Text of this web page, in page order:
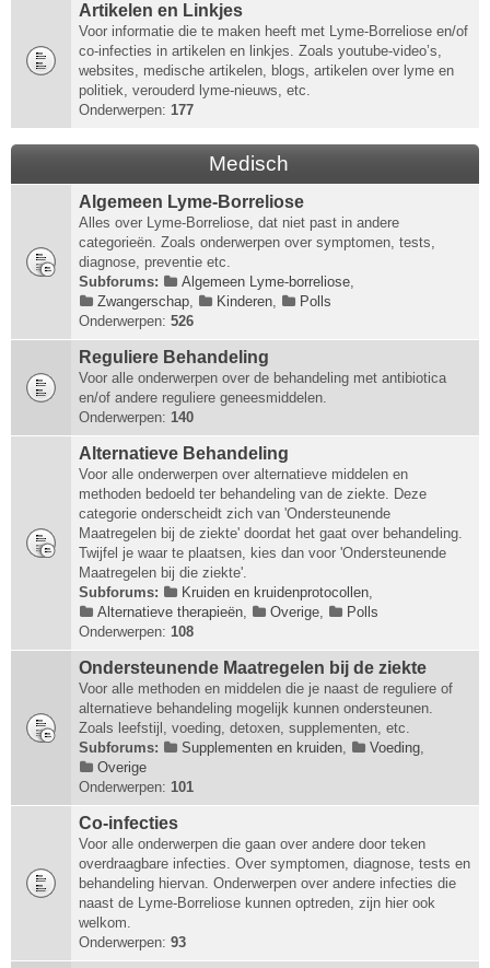
Artikelen en Linkjes
Voor informatie die te maken heeft met Lyme-Borreliose en/of
co-infecties in artikelen en linkjes. Zoals youtube-video’s,
websites, medische artikelen, blogs, artikelen over lyme en
politiek, verouderd lyme-nieuws, etc.
Onderwerpen: 177
Medisch
Algemeen Lyme-Borreliose
Alles over Lyme-Borreliose, dat niet past in andere
categorieën. Zoals onderwerpen over symptomen, tests,
diagnose, preventie etc.
Subforums:
Algemeen Lyme-borreliose,
Zwangerschap, Kinderen,
Polls
Onderwerpen: 526
Reguliere Behandeling
Voor alle onderwerpen over de behandeling met antibiotica
en/of andere reguliere geneesmiddelen.
Onderwerpen: 140
Alternatieve Behandeling
Voor alle onderwerpen over alternatieve middelen en
methoden bedoeld ter behandeling van de ziekte. Deze
categorie onderscheidt zich van 'Ondersteunende
Maatregelen bij de ziekte' doordat het gaat over behandeling.
Twijfel je waar te plaatsen, kies dan voor 'Ondersteunende
Maatregelen bij die ziekte'.
Subforums:
Kruiden en kruidenprotocollen,
Alternatieve therapieën, Overige,
Polls
Onderwerpen: 108
Ondersteunende Maatregelen bij de ziekte
Voor alle methoden en middelen die je naast de reguliere of
alternatieve behandeling mogelijk kunnen ondersteunen.
Zoals leefstijl, voeding, detoxen, supplementen, etc.
Subforums:
Supplementen en kruiden, Voeding,
Overige
Onderwerpen: 101
Co-infecties
Voor alle onderwerpen die gaan over andere door teken
overdraagbare infecties. Over symptomen, diagnose, tests en
behandeling hiervan. Onderwerpen over andere infecties die
naast de Lyme-Borreliose kunnen optreden, zijn hier ook
welkom.
Onderwerpen: 93